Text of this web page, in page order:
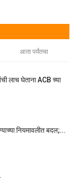
आता पर्यंतचा
लाच घेताना ACB च्या
नियमावलीत बदल;...